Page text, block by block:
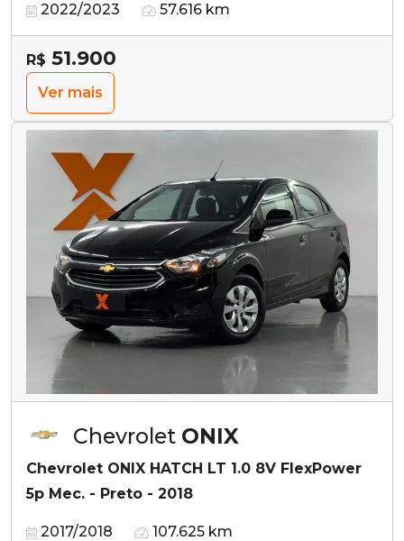
2022/2023 57.616 km
R$ 51.900
Ver mais
Chevrolet ONIX
Chevrolet ONIX HATCH LT 1.0 8V FlexPower
5p Mec. - Preto - 2018
2017/2018 107.625 km